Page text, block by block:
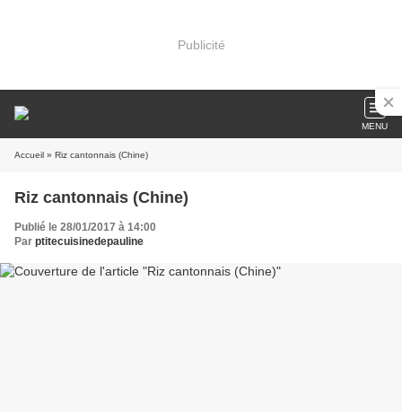
Publicité
MENU
Accueil » Riz cantonnais (Chine)
Riz cantonnais (Chine)
Publié le 28/01/2017 à 14:00
Par ptitecuisinedepauline